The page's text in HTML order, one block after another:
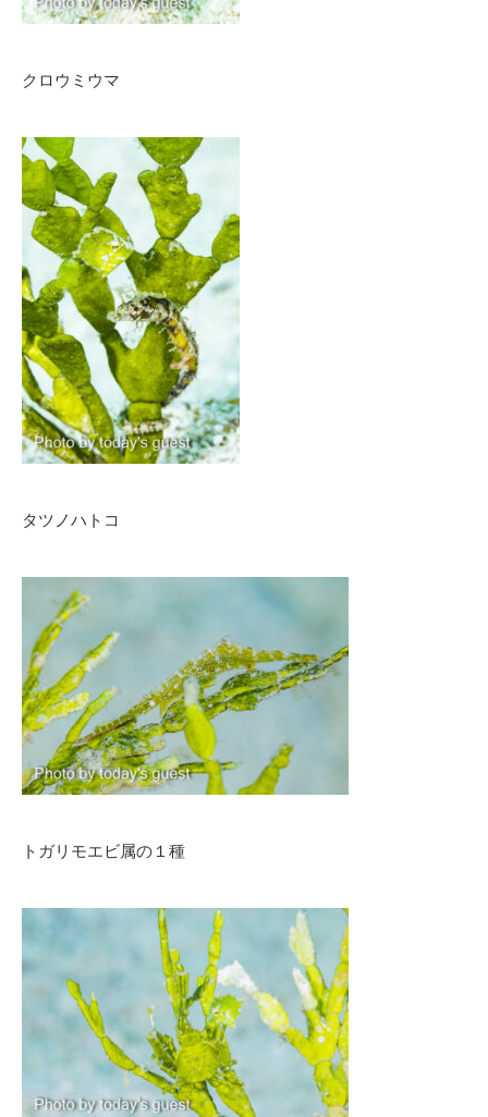
クロウミウマ
タツノハトコ
トガリモエビ属の１種